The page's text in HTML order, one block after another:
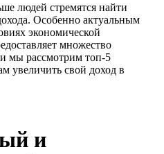
людей стремятся найти
Особенно актуальным
экономической
множество
и мы рассмотрим топ-5
увеличить свой доход в
и